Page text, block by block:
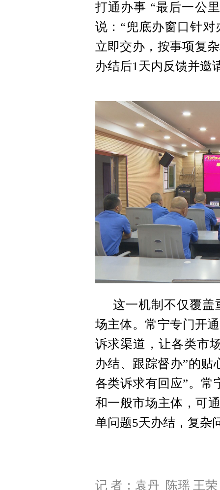
打通办事 “最后一公
说：“兜底办窗口针
立即交办，按事项复
办结后1天内反馈并邀
这一机制不仅覆盖
场主体。常宁专门开
诉求渠道，让各类市
办结、跟踪督办”的贴
各类诉求有回应”。 常
和一般市场主体，可
单问题5天办结，复杂
记 者：袁丹 陈瑶 王